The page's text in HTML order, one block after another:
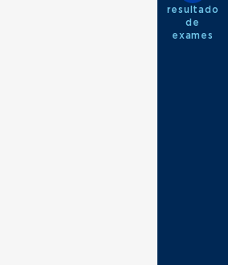
resultado
de
exames